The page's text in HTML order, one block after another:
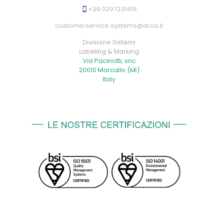
+39 0297231419
customerservice.systems@arca.it
Divisione Sistemi
Labeling & Marking
Via Pacinotti, snc
20010 Marcallo (MI)
Italy